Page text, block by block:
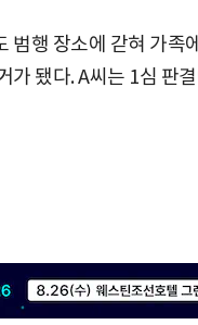
범행 장소에 갇혀 가족
가 됐다. A씨는 1심 판